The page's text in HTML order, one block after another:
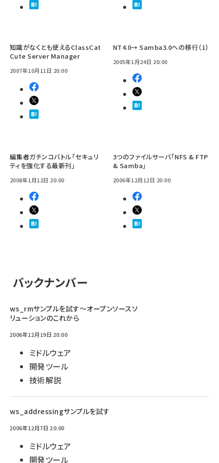
知識がなくとも使えるClassCat
Cute Server Manager
2007年10月11日 20:00
NT4.0→ Samba3.0への移行（1）
2005年1月24日 20:00
編集者ガチンコバトル「セキュリ
ティを強化する最新刊」
2008年1月12日 20:00
3つのファイルサーバ「NFS & FTP
& Samba」
2006年12月12日 20:00
バックナンバー
ws_rmサンプルを試す〜オープンソースソ
リューションのこれから
2006年12月19日 20:00
ミドルウェア
開発ツール
技術解説
ws_addressingサンプルを試す
2006年12月7日 20:00
ミドルウェア
開発ツール